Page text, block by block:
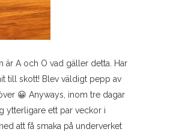
är A och O vad gäller detta. Har
till skott! Blev väldigt pepp av
😀 Anyways, inom tre dagar
ytterligare ett par veckor i
att få smaka på underverket